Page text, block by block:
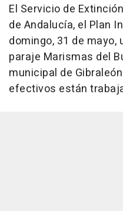
El Servicio de
de Andalucía, el Plan
domingo, 31 de
paraje Marismas del
municipal de
efectivos están